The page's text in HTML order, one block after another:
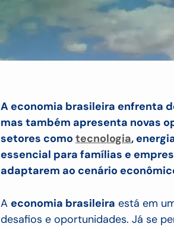
A economia brasileira enfrenta
mas também apresenta novas
setores como tecnologia,
essencial para famílias e
adaptarem ao cenário
A economia brasileira está em
desafios e oportunidades. Já se